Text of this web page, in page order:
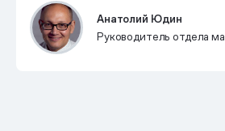
Анатолий Юдин
Руководитель отдела